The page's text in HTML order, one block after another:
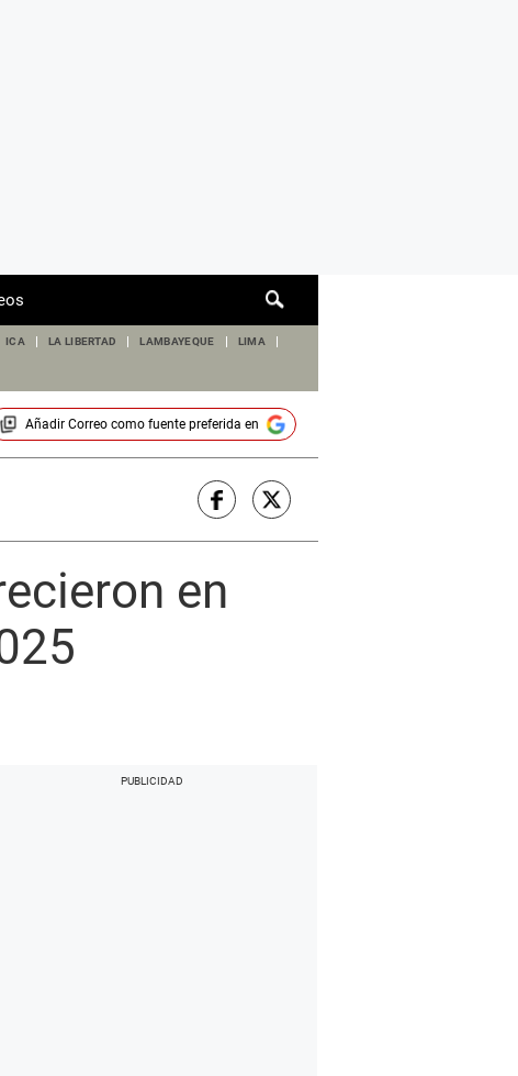
de
ICA LA LIBERTAD LAMBAYEQUE LIMA
Añadir Correocomo fuente preferida en
en